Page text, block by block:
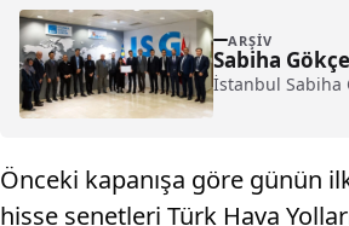
ARŞIV
Sabiha
İstanbul Sabiha
Önceki kapanışa göre günün
hisse senetleri Türk Hava